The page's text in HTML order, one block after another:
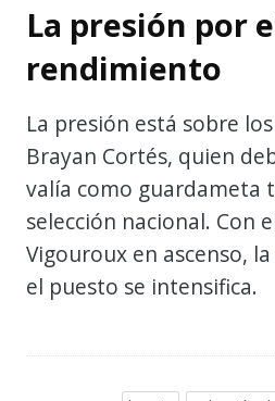
La presión por
rendimiento
La presión está sobre
Brayan Cortés, quien
valía como guardameta
selección nacional. Con
Vigouroux en ascenso,
el puesto se intensifica.